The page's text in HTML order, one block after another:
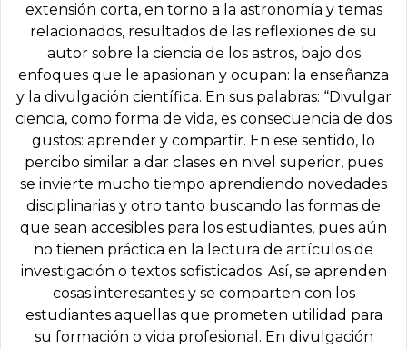
extensión corta, en torno a la astronomía y temas
relacionados, resultados de las reflexiones de su
autor sobre la ciencia de los astros, bajo dos
enfoques que le apasionan y ocupan: la enseñanza
y la divulgación científica. En sus palabras: “Divulgar
ciencia, como forma de vida, es consecuencia de dos
gustos: aprender y compartir. En ese sentido, lo
percibo similar a dar clases en nivel superior, pues
se invierte mucho tiempo aprendiendo novedades
disciplinarias y otro tanto buscando las formas de
que sean accesibles para los estudiantes, pues aún
no tienen práctica en la lectura de artículos de
investigación o textos sofisticados. Así, se aprenden
cosas interesantes y se comparten con los
estudiantes aquellas que prometen utilidad para
su formación o vida profesional. En divulgación